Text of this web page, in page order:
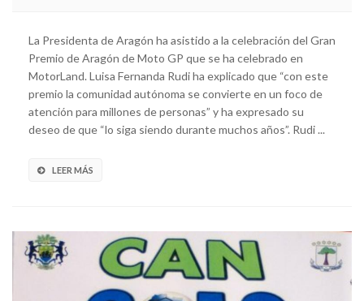
La Presidenta de Aragón ha asistido a la celebración del Gran
Premio de Aragón de Moto GP que se ha celebrado en
MotorLand. Luisa Fernanda Rudi ha explicado que “con este
premio la comunidad autónoma se convierte en un foco de
atención para millones de personas” y ha expresado su
deseo de que “lo siga siendo durante muchos años”. Rudi ...
LEER MÁS